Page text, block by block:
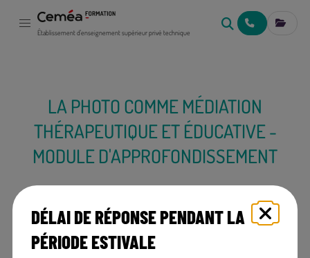
DÉLAI DE RÉPONSE PENDANT LA
PÉRIODE ESTIVALE
Établissement d'enseignement supérieur privé technique NOUS MES
LA PHOTO COMME MÉDIATION
THÉRAPEUTIQUE ET ÉDUCATIVE -
MODULE D'APPROFONDISSEMENT